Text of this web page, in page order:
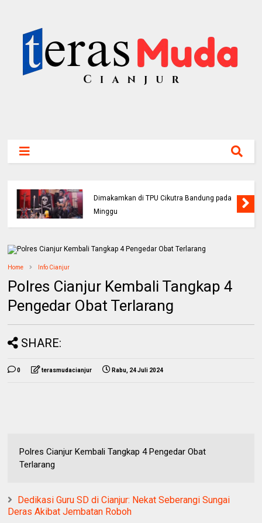
Dimakamkan di TPU Cikutra Bandung pada
Minggu
Home Info Cianjur
Polres Cianjur Kembali Tangkap 4
Pengedar Obat Terlarang
SHARE:
0 terasmudacianjur Rabu, 24 Juli 2024
Polres Cianjur Kembali Tangkap 4 Pengedar Obat
Terlarang
Dedikasi Guru SD di Cianjur: Nekat Seberangi Sungai
Deras Akibat Jembatan Roboh